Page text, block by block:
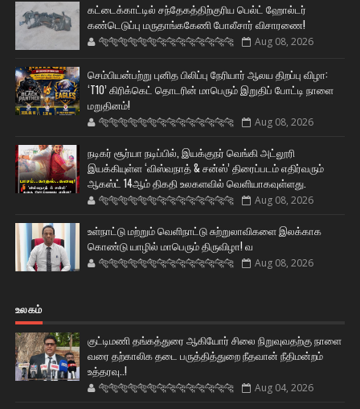
கட்டைக்காட்டில் சந்தேகத்திற்குரிய பெல்ட் ஹோல்டர்
கண்டெடுப்பு மருதாங்ககேணி போலீசார் விசாரணை!
🐅🐅🐅🐅🐅🐅🐆🐆🐆🐆🐆🐆🐆🐆 Aug 08, 2026
செம்பியன்பற்று புனித பிலிப்பு நேரியார் ஆலய திறப்பு விழா:
‘T10’ கிரிக்கெட் தொடரின் மாபெரும் இறுதிப் போட்டி நாளை
மறுதினம்!
🐅🐅🐅🐅🐅🐅🐆🐆🐆🐆🐆🐆🐆🐆 Aug 08, 2026
நடிகர் சூர்யா நடிப்பில், இயக்குநர் வெங்கி அட்லூரி
இயக்கியுள்ள ‘விஸ்வநாத் & சன்ஸ்’ திரைப்படம் எதிர்வரும்
ஆகஸ்ட் 14ஆம் திகதி உலகளவில் வெளியாகவுள்ளது.
🐅🐅🐅🐅🐅🐅🐆🐆🐆🐆🐆🐆🐆🐆 Aug 08, 2026
உள்நாட்டு மற்றும் வெளிநாட்டு சுற்றுலாவிகளை இலக்காக
கொண்டு யாழில் மாபெரும் திருவிழா! வ
🐅🐅🐅🐅🐅🐅🐆🐆🐆🐆🐆🐆🐆🐆 Aug 08, 2026
உலகம்
குட்டிமணி தங்கத்துரை ஆகியோர் சிலை நிறுவுவதற்கு நாளை
வரை தற்காலிக தடை பருத்தித்துறை நீதவான் நீதிமன்றம்
உத்தரவு..!
🐅🐅🐅🐅🐅🐅🐆🐆🐆🐆🐆🐆🐆🐆 Aug 04, 2026